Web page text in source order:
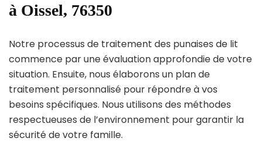
à Oissel, 76350
Notre processus de traitement des punaises de lit
commence par une évaluation approfondie de votre
situation. Ensuite, nous élaborons un plan de
traitement personnalisé pour répondre à vos
besoins spécifiques. Nous utilisons des méthodes
respectueuses de l’environnement pour garantir la
sécurité de votre famille.